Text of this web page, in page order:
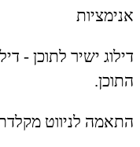
אנימציות
דילוג ישיר לתוכן -
התוכן.
התאמה לניווט